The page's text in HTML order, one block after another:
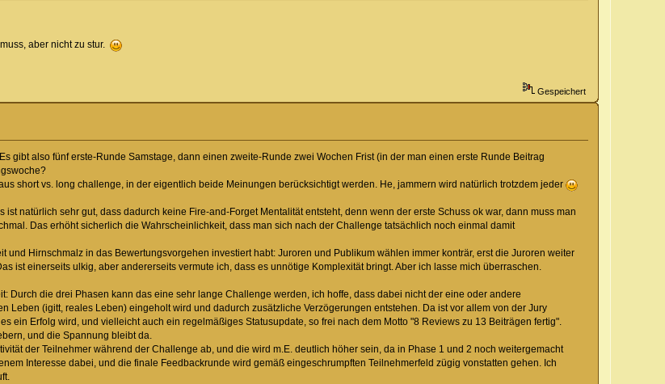
aber nicht zu stur.
Gespeichert
gibt also fünf erste-Runde Samstage, dann einen zweite-Runde zwei Wochen Frist (in der man einen erste Runde Beitrag
short vs. long challenge, in der eigentlich beide Meinungen berücksichtigt werden. He, jammern wird natürlich trotzdem jeder
ist natürlich sehr gut, dass dadurch keine Fire-and-Forget Mentalität entsteht, denn wenn der erste Schuss ok war, dann muss man
Das erhöht sicherlich die Wahrscheinlichkeit, dass man sich nach der Challenge tatsächlich noch einmal damit
und Hirnschmalz in das Bewertungsvorgehen investiert habt: Juroren und Publikum wählen immer konträr, erst die Juroren weiter
ist einerseits ulkig, aber andererseits vermute ich, dass es unnötige Komplexität bringt. Aber ich lasse mich überraschen.
Durch die drei Phasen kann das eine sehr lange Challenge werden, ich hoffe, dass dabei nicht der eine oder andere
Leben (igitt, reales Leben) eingeholt wird und dadurch zusätzliche Verzögerungen entstehen. Da ist vor allem von der Jury
ein Erfolg wird, und vielleicht auch ein regelmäßiges Statusupdate, so frei nach dem Motto "8 Reviews zu 13 Beiträgen fertig".
und die Spannung bleibt da.
der Teilnehmer während der Challenge ab, und die wird m.E. deutlich höher sein, da in Phase 1 und 2 noch weitergemacht
Interesse dabei, und die finale Feedbackrunde wird gemäß eingeschrumpften Teilnehmerfeld zügig vonstatten gehen. Ich